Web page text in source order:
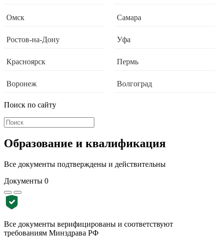
Омск Самара
Ростов-на-Дону Уфа
Красноярск Пермь
Воронеж Волгоград
Поиск по сайту
Образование и квалификация
Все документы подтверждены и действительны
Документы 0
Все документы верифицированы и соответствуют
требованиям Минздрава РФ